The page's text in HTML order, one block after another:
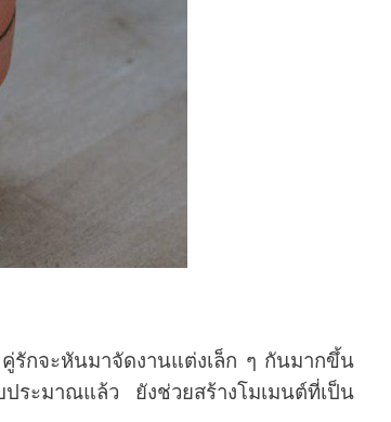
กจะหันมาจัดงานแต่งเล็ก ๆ กันมากขึ้น
ะมาณแล้ว ยังช่วยสร้างโมเมนต์ที่เป็น